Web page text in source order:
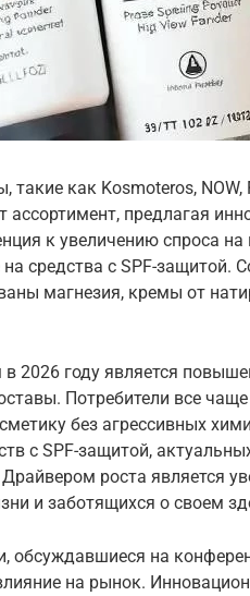
такие как Kosmoteros,
ассортимент, предлагая
к увеличению спроса
средства с SPF-защитой.
магнезия, кремы от
2026 году является
Потребители все
без агрессивных
с SPF-защитой,
роста является
и заботящихся о своем
обсуждавшиеся на
на рынок.